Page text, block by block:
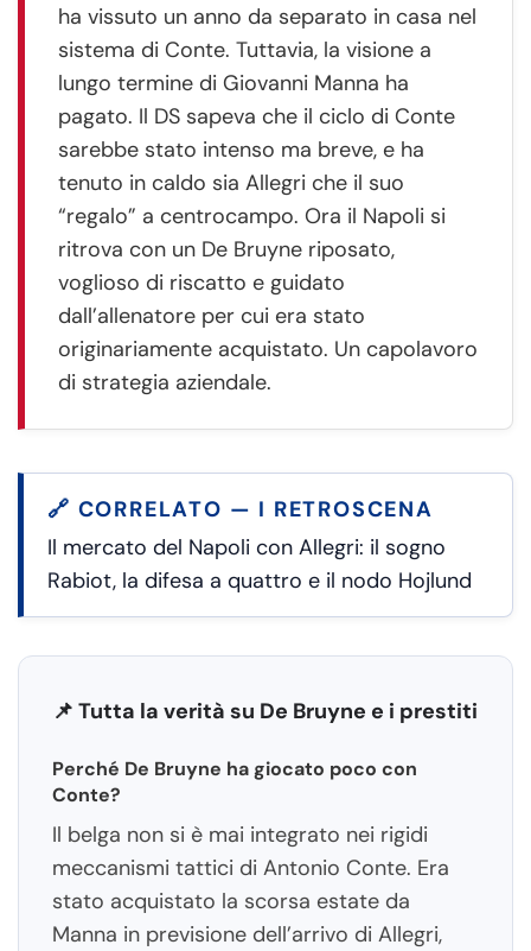
ha vissuto un anno da separato in casa nel
sistema di Conte. Tuttavia, la visione a
lungo termine di Giovanni Manna ha
pagato. Il DS sapeva che il ciclo di Conte
sarebbe stato intenso ma breve, e ha
tenuto in caldo sia Allegri che il suo
“regalo” a centrocampo. Ora il Napoli si
ritrova con un De Bruyne riposato,
voglioso di riscatto e guidato
dall’allenatore per cui era stato
originariamente acquistato. Un capolavoro
di strategia aziendale.
🔗 CORRELATO — I RETROSCENA
Il mercato del Napoli con Allegri: il sogno
Rabiot, la difesa a quattro e il nodo Hojlund
📌 Tutta la verità su De Bruyne e i prestiti
Perché De Bruyne ha giocato poco con
Conte?
Il belga non si è mai integrato nei rigidi
meccanismi tattici di Antonio Conte. Era
stato acquistato la scorsa estate da
Manna in previsione dell’arrivo di Allegri,